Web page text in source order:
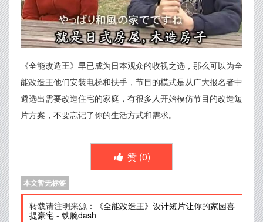
《全能改造王》早已成为日本观众的收视之选，那么可以为全
能改造王他们安装电梯和扶手，节目的模式是从广大报名者中
遴选出需要改造住宅的家庭，有很多人开始模仿节目的改造短
片方案，不要忘记了你的生活方式和需求。
赞 (0)
本文暂无标签
转载请注明来源：
《全能改造王》设计短片让你的家园喜
提豪宅 - 铁腕dash